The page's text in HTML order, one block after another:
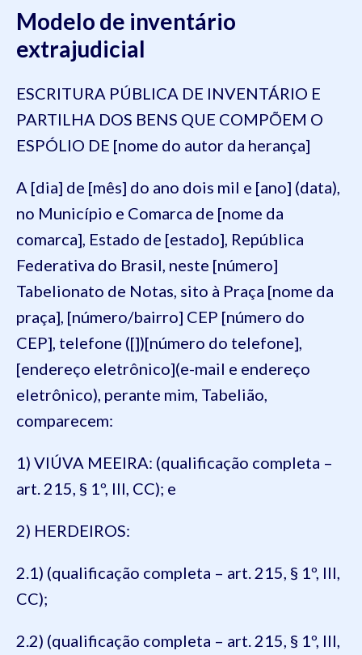
Modelo de inventário
extrajudicial
ESCRITURA PÚBLICA DE INVENTÁRIO E
PARTILHA DOS BENS QUE COMPÕEM O
ESPÓLIO DE [nome do autor da herança]
A [dia] de [mês] do ano dois mil e [ano] (data),
no Município e Comarca de [nome da
comarca], Estado de [estado], República
Federativa do Brasil, neste [número]
Tabelionato de Notas, sito à Praça [nome da
praça], [número/bairro] CEP [número do
CEP], telefone ([])[número do telefone],
[endereço eletrônico](e-mail e endereço
eletrônico), perante mim, Tabelião,
comparecem:
1) VIÚVA MEEIRA: (qualificação completa –
art. 215, § 1º, III, CC); e
2) HERDEIROS:
2.1) (qualificação completa – art. 215, § 1º, III,
CC);
2.2) (qualificação completa – art. 215, § 1º, III,